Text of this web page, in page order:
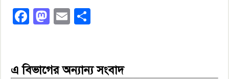
Facebook
Mastodon
Email
এ বিভাগের অন্যান্য সংবাদ